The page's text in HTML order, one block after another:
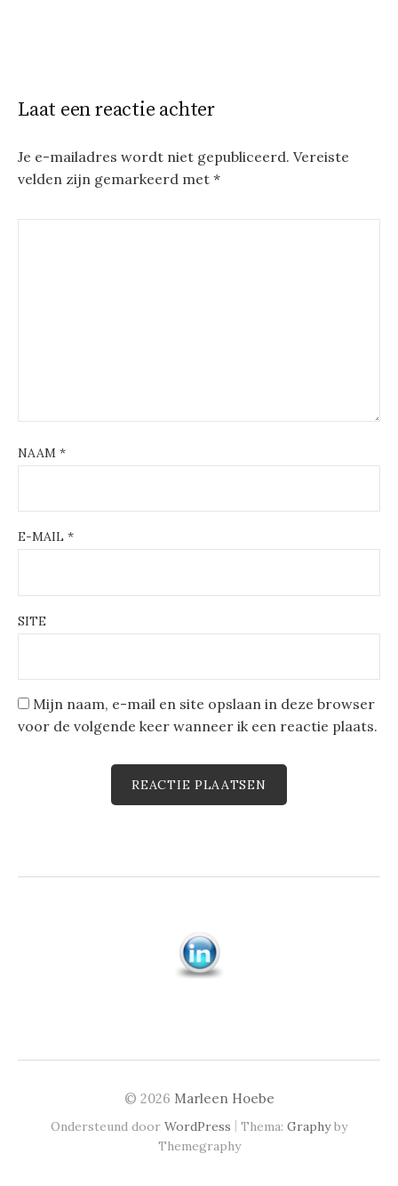
Laat een reactie achter
Je e-mailadres wordt niet gepubliceerd. Vereiste
velden zijn gemarkeerd met *
NAAM *
E-MAIL *
SITE
Mijn naam, e-mail en site opslaan in deze browser
voor de volgende keer wanneer ik een reactie plaats.
© 2026 Marleen Hoebe
Ondersteund door WordPress | Thema: Graphyby
Themegraphy